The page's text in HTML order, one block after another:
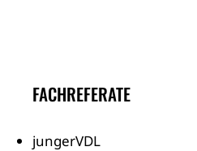
FACHREFERATE
jungerVDL